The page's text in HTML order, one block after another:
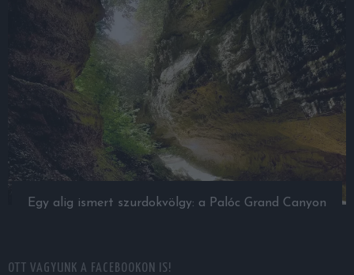
Egy alig ismert szurdokvölgy: a Palóc Grand Canyon
OTT VAGYUNK A FACEBOOKON IS!